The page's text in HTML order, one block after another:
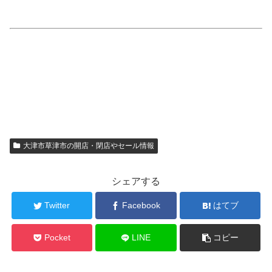
大津市草津市の開店・閉店やセール情報
シェアする
Twitter Facebook はてブ
Pocket LINE コピー